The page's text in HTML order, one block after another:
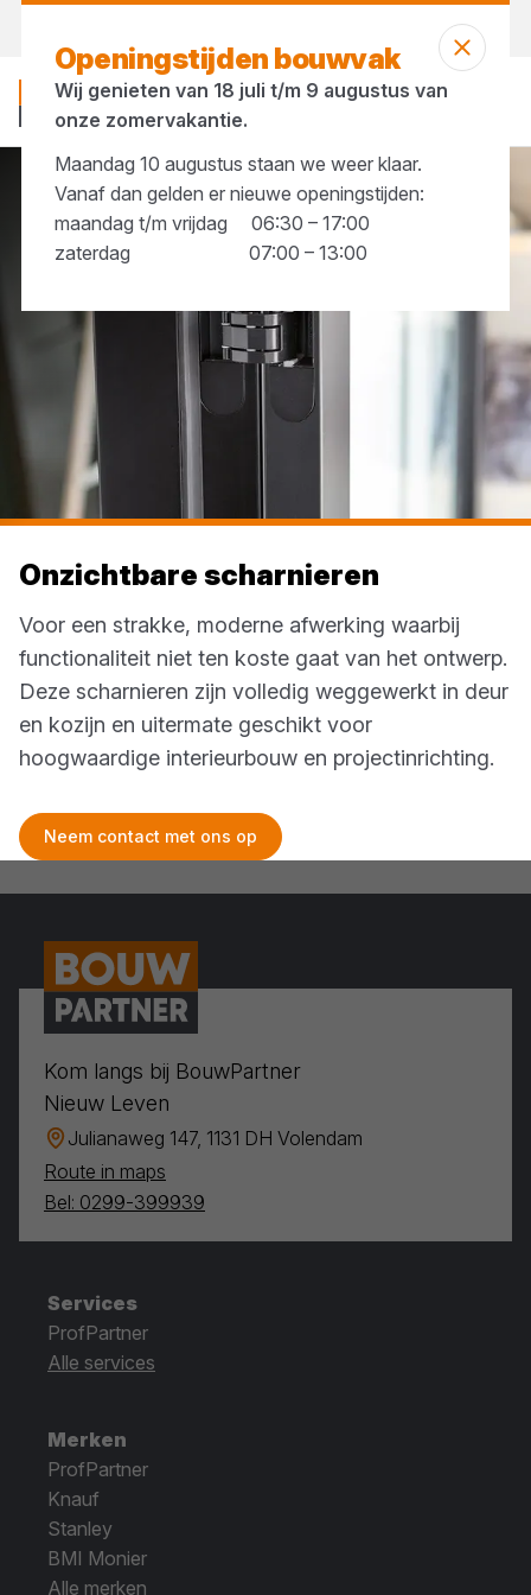
... Onzichtbare scharnieren
Onzichtbare scharnieren
Voor een strakke, moderne afwerking waarbij
functionaliteit niet ten koste gaat van het ontwerp.
Deze scharnieren zijn volledig weggewerkt in deur
en kozijn en uitermate geschikt voor
hoogwaardige interieurbouw en projectinrichting.
Neem contact met ons op
Openingstijden bouwvak
Wij genieten van 18 juli t/m 9 augustus van
onze zomervakantie.
Maandag 10 augustus staan we weer klaar.
Vanaf dan gelden er nieuwe openingstijden:
maandag t/m vrijdag 06:30 – 17:00
zaterdag 07:00 – 13:00
Kom langs bij BouwPartner
Nieuw Leven
Julianaweg 147, 1131 DH Volendam
Route in maps
Bel: 0299-399939
Services
ProfPartner
Alle services
Merken
ProfPartner
Knauf
Stanley
BMI Monier
Alle merken